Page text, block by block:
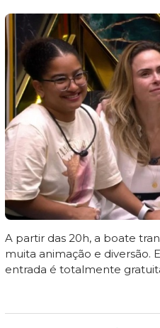
A partir das 20h, a boate
muita animação e diversão.
entrada é totalmente